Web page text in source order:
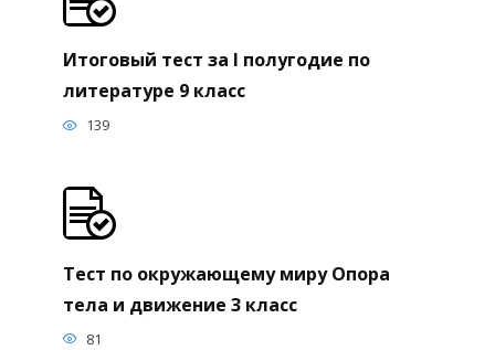
Итоговый тест за I полугодие по
литературе 9 класс
139
Тест по окружающему миру Опора
тела и движение 3 класс
81